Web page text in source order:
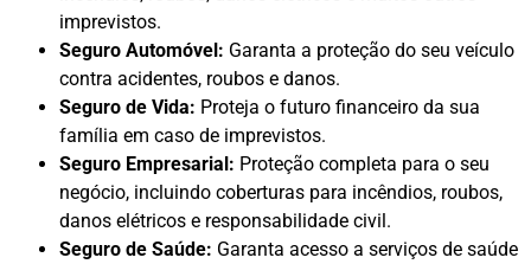
imprevistos.
Seguro Automóvel: Garanta a proteção do seu veículo
contra acidentes, roubos e danos.
Seguro de Vida: Proteja o futuro financeiro da sua
família em caso de imprevistos.
Seguro Empresarial: Proteção completa para o seu
negócio, incluindo coberturas para incêndios, roubos,
danos elétricos e responsabilidade civil.
Seguro de Saúde: Garanta acesso a serviços de saúde